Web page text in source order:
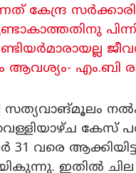
കേന്ദ്ര
ആവശ്യം- എം.ബി
കേസ്
വരെ
ഇതിൽ